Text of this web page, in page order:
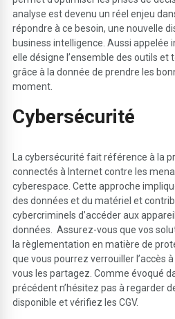
analyse est devenu un réel enjeu
répondre à ce besoin, une nouvelle
business intelligence. Aussi appelée
elle désigne l’ensemble des outils
grâce à la donnée de prendre les
moment.
Cybersécurité
La cybersécurité fait référence à la
connectés à Internet contre les
cyberespace. Cette approche
des données et du matériel et
cybercriminels d’accéder aux
données. Assurez-vous que vos
la règlementation en matière de
que vous pourrez verrouiller l’accès
vous les partagez. Comme évoqué
précédent n’hésitez pas à regarder
disponible et vérifiez les CGV.